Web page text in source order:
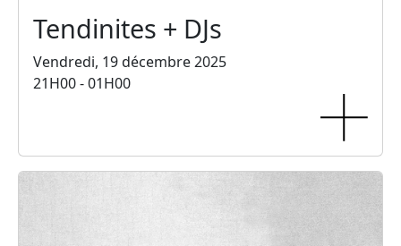
Tendinites + DJs
Vendredi, 19 décembre 2025
21H00 - 01H00